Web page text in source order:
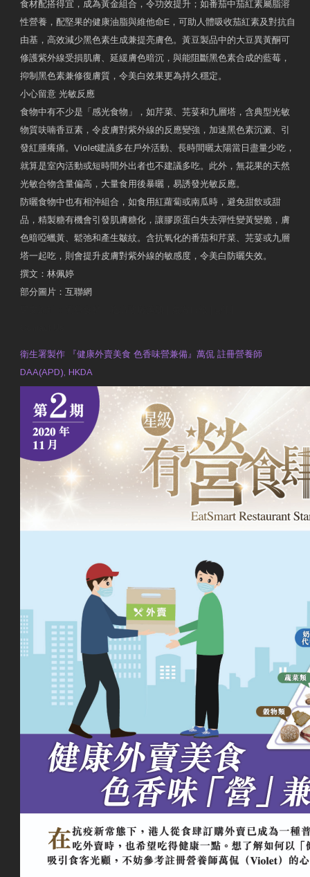
食材配搭得宜，成為黃金組合，令功效提升；如番茄中茄紅素屬脂溶
性營養，配堅果的健康油脂與維他命E，可助人體吸收茄紅素及對抗自
由基，高效減少黑色素生成兼提亮膚色。黃豆製品中的大豆異黃酮可
修護紫外線受損肌膚、延緩膚色暗沉，與能阻斷黑色素合成的藍莓，
抑制黑色素兼修復膚質，令美白效果更為持久穩定。
小心留意 光敏反應
食物中有不少是「感光食物」，如芹菜、芫荽和九層塔，含典型光敏
物質呋喃香豆素，令皮膚對紫外線的反應變強，加速黑色素沉澱、引
發紅腫癢痛。Violet建議多在戶外活動、長時間曬太陽當日盡量少吃，
就算是室內活動或短時間外出者也不建議多吃。此外，無花果的天然
光敏合物含量偏高，大量食用後暴曬，易誘發光敏反應。
防曬食物中也有相沖組合，如食用紅蘿蔔或南瓜時，避免甜飲或甜
品，精製糖有機會引發肌膚糖化，讓膠原蛋白失去彈性變黃變脆，膚
色暗啞蠟黃、鬆弛和產生皺紋。含抗氧化的番茄和芹菜、芫荽或九層
塔一起吃，則會提升皮膚對紫外線的敏感度，令美白防曬失效。
撰文：林佩婷
部分圖片：互聯網
衛生署製作 『健康外賣美食 色香味營兼備』萬侃 註冊營養師
DAA(APD), HKDA